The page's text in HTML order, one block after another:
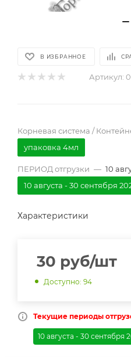
В ИЗБРАННОЕ
Артикул:
Корневая система /
упаковка 4мл
ПЕРИОД отгрузки — 10
10 августа - 30 сентября
Характеристики
30 руб/шт
Доступно: 94
Текущие периоды
10 августа - 30 сентября